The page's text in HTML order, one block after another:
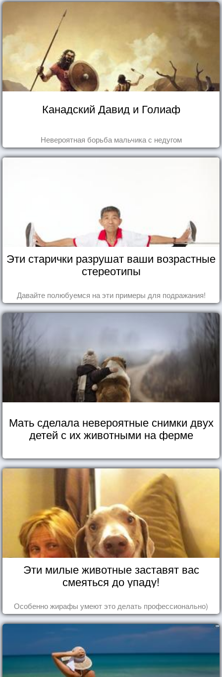
Канадский Давид и Голиаф
Невероятная борьба мальчика с недугом
Эти старички разрушат ваши возрастные
стереотипы
Давайте полюбуемся на эти примеры для подражания!
Мать сделала невероятные снимки двух
детей с их животными на ферме
Эти милые животные заставят вас
смеяться до упаду!
Особенно жирафы умеют это делать профессионально)